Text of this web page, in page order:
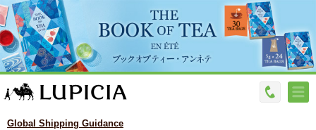
Global Shipping Guidance